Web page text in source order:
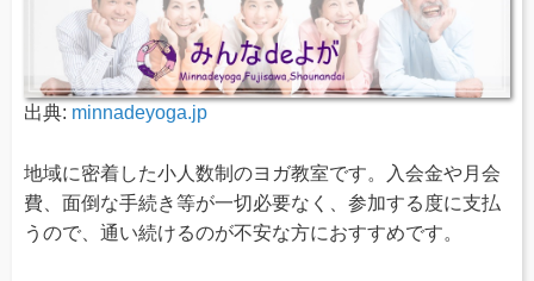
出典: minnadeyoga.jp
地域に密着した小人数制のヨガ教室です。入会金や月会
費、面倒な手続き等が一切必要なく、参加する度に支払
うので、通い続けるのが不安な方におすすめです。